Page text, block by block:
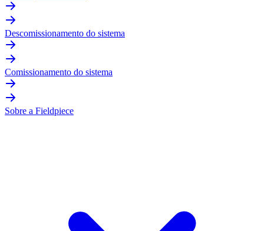
Descomissionamento do sistema
Comissionamento do sistema
Sobre a Fieldpiece